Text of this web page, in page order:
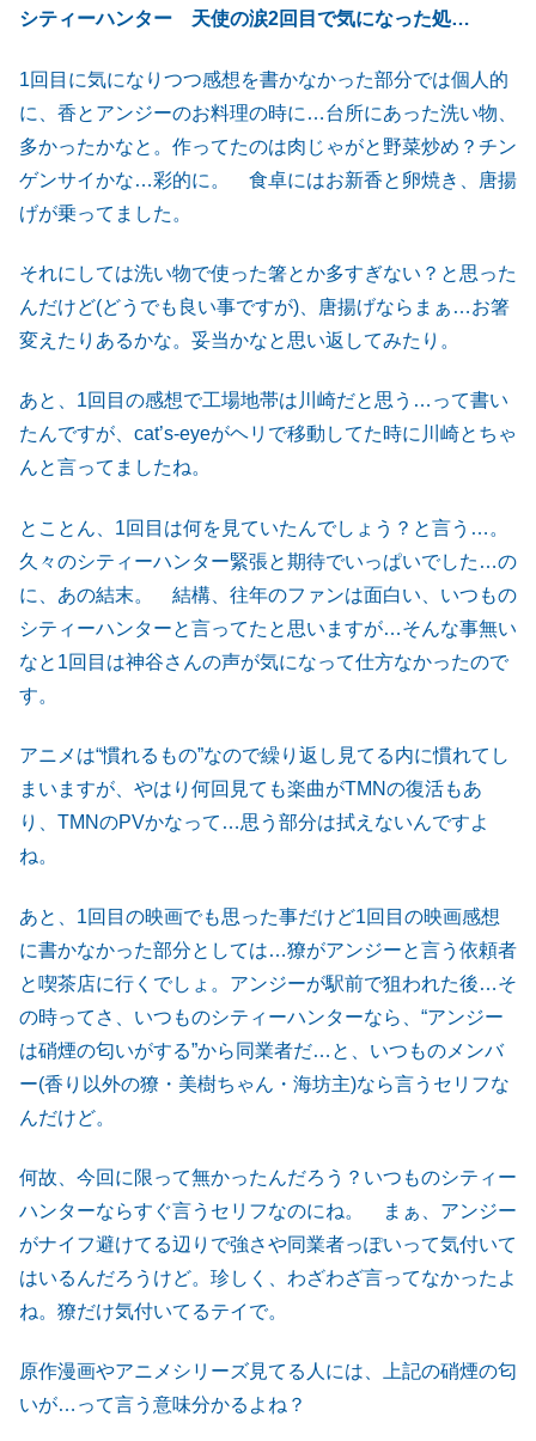
シティーハンター 天使の涙2回目で気になった処…
1回目に気になりつつ感想を書かなかった部分では個人的
に、香とアンジーのお料理の時に…台所にあった洗い物、
多かったかなと。作ってたのは肉じゃがと野菜炒め？チン
ゲンサイかな…彩的に。 食卓にはお新香と卵焼き、唐揚
げが乗ってました。
それにしては洗い物で使った箸とか多すぎない？と思った
んだけど(どうでも良い事ですが)、唐揚げならまぁ…お箸
変えたりあるかな。妥当かなと思い返してみたり。
あと、1回目の感想で工場地帯は川崎だと思う…って書い
たんですが、cat’s-eyeがヘリで移動してた時に川崎とちゃ
んと言ってましたね。
とことん、1回目は何を見ていたんでしょう？と言う…。
久々のシティーハンター緊張と期待でいっぱいでした…の
に、あの結末。 結構、往年のファンは面白い、いつもの
シティーハンターと言ってたと思いますが…そんな事無い
なと1回目は神谷さんの声が気になって仕方なかったので
す。
アニメは“慣れるもの”なので繰り返し見てる内に慣れてし
まいますが、やはり何回見ても楽曲がTMNの復活もあ
り、TMNのPVかなって…思う部分は拭えないんですよ
ね。
あと、1回目の映画でも思った事だけど1回目の映画感想
に書かなかった部分としては…獠がアンジーと言う依頼者
と喫茶店に行くでしょ。アンジーが駅前で狙われた後…そ
の時ってさ、いつものシティーハンターなら、“アンジー
は硝煙の匂いがする”から同業者だ…と、いつものメンバ
ー(香り以外の獠・美樹ちゃん・海坊主)なら言うセリフな
んだけど。
何故、今回に限って無かったんだろう？いつものシティー
ハンターならすぐ言うセリフなのにね。 まぁ、アンジー
がナイフ避けてる辺りで強さや同業者っぽいって気付いて
はいるんだろうけど。珍しく、わざわざ言ってなかったよ
ね。獠だけ気付いてるテイで。
原作漫画やアニメシリーズ見てる人には、上記の硝煙の匂
いが…って言う意味分かるよね？